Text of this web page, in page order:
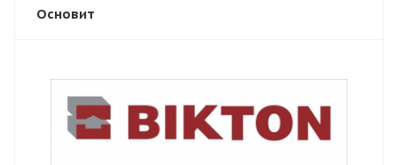
Основит